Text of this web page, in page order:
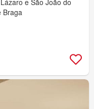
e São João do
Braga